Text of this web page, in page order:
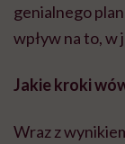
genialnego
wpływ na to, w
Jakie kroki
Wraz z